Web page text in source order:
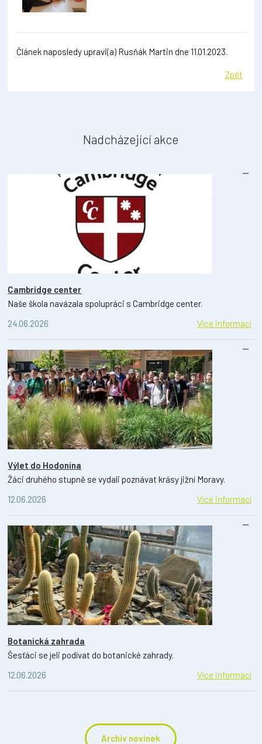
Článek naposledy upravi(a) Rusňák Martin dne 11.01.2023.
Zpět
Nadcházející akce
Cambridge center
Naše škola navázala spolupráci s Cambridge center.
24.06.2026
Více informací
Výlet do Hodonína
Žáci druhého stupně se vydali poznávat krásy jižní Moravy.
12.06.2026
Více informací
Botanická zahrada
Šesťáci se jeli podívat do botanické zahrady.
12.06.2026
Více informací
Archiv novinek